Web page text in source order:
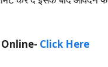
Click Here